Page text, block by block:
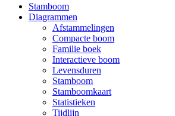
Stamboom
Diagrammen
Afstammelingen
Compacte boom
Familie boek
Interactieve boom
Levensduren
Stamboom
Stamboomkaart
Statistieken
Tijdlijn